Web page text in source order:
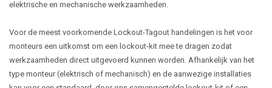
elektrische en mechanische werkzaamheden.
Voor de meest voorkomende Lockout-Tagout handelingen is het voor
monteurs een uitkomst om een lockout-kit mee te dragen zodat
werkzaamheden direct uitgevoerd kunnen worden. Afhankelijk van het
type monteur (elektrisch of mechanisch) en de aanwezige installaties